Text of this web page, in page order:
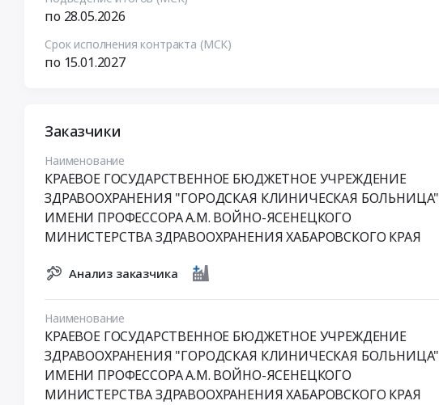
по 28.05.2026
Срок исполнения контракта (МСК)
по 15.01.2027
Заказчики
Наименование
КРАЕВОЕ ГОСУДАРСТВЕННОЕ БЮДЖЕТНОЕ УЧРЕЖДЕНИЕ
ЗДРАВООХРАНЕНИЯ "ГОРОДСКАЯ КЛИНИЧЕСКАЯ БОЛЬНИЦА"
ИМЕНИ ПРОФЕССОРА А.М. ВОЙНО-ЯСЕНЕЦКОГО
МИНИСТЕРСТВА ЗДРАВООХРАНЕНИЯ ХАБАРОВСКОГО КРАЯ
Анализ заказчика
Наименование
КРАЕВОЕ ГОСУДАРСТВЕННОЕ БЮДЖЕТНОЕ УЧРЕЖДЕНИЕ
ЗДРАВООХРАНЕНИЯ "ГОРОДСКАЯ КЛИНИЧЕСКАЯ БОЛЬНИЦА"
ИМЕНИ ПРОФЕССОРА А.М. ВОЙНО-ЯСЕНЕЦКОГО
МИНИСТЕРСТВА ЗДРАВООХРАНЕНИЯ ХАБАРОВСКОГО КРАЯ